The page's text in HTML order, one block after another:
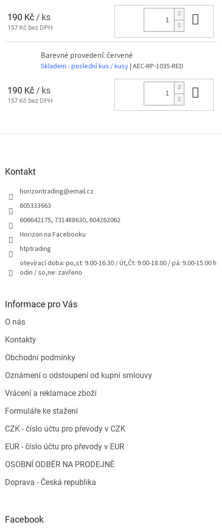
190 Kč / ks
157 Kč bez DPH
Barevné provedení: červené
Skladem - poslední kus / kusy| AEC-RP-1035-RED
190 Kč / ks
157 Kč bez DPH
Kontakt
horizontrading@email.cz
605333663
606642175, 731488630, 604262062
Horizon na Facebooku
htptrading
otevírací doba: po,st: 9.00-16.30 / Út,Čt: 9.00-18.00 / pá: 9.00-15.00 h
odin / so,ne: zavřeno
Informace pro Vás
O nás
Kontakty
Obchodní podmínky
Oznámení o odstoupení od kupní smlouvy
Vrácení a reklamace zboží
Formuláře ke stažení
CZK - číslo účtu pro převody v CZK
EUR - číslo účtu pro převody v EUR
OSOBNÍ ODBĚR NA PRODEJNĚ
Doprava - Česká republika
Facebook